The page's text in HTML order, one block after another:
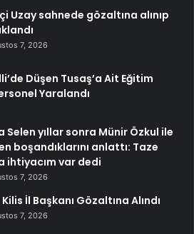
Uzay sahnede gözaltına alınıp
7, 2026
Düşen Tusaş’a Ait Eğitim
Yaralandı
Selen yıllar sonra Münir Özkul ile
boşandıklarını anlattı: Taze
ihtiyacım var dedi
7, 2026
Kilis İl Başkanı Gözaltına Alındı
7, 2026